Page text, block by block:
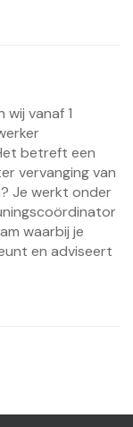
wij vanaf 1
betreft een
vervanging van
Je werkt onder
waarbij je
en adviseert